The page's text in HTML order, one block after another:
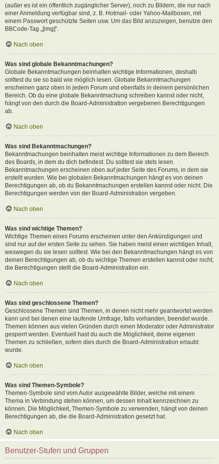
(außer es ist ein öffentlich zugänglicher Server), noch zu Bildern, die nur nach
einer Anmeldung verfügbar sind, z. B. Hotmail- oder Yahoo-Mailboxen, mit
einem Passwort geschützte Seiten usw. Um das Bild anzuzeigen, benutze den
BBCode-Tag „[img]“.
Nach oben
Was sind globale Bekanntmachungen?
Globale Bekanntmachungen beinhalten wichtige Informationen, deshalb
solltest du sie so bald wie möglich lesen. Globale Bekanntmachungen
erscheinen ganz oben in jedem Forum und ebenfalls in deinem persönlichen
Bereich. Ob du eine globale Bekanntmachung schreiben kannst oder nicht,
hängt von den durch die Board-Administration vergebenen Berechtigungen
ab.
Nach oben
Was sind Bekanntmachungen?
Bekanntmachungen beinhalten meist wichtige Informationen zu dem Bereich
des Boards, in dem du dich befindest. Du solltest sie stets lesen.
Bekanntmachungen erscheinen oben auf jeder Seite des Forums, in dem sie
erstellt wurden. Wie bei globalen Bekanntmachungen hängt es von deinen
Berechtigungen ab, ob du Bekanntmachungen erstellen kannst oder nicht. Die
Berechtigungen werden von der Board-Administration vergeben.
Nach oben
Was sind wichtige Themen?
Wichtige Themen eines Forums erscheinen unter den Ankündigungen und
sind nur auf der ersten Seite zu sehen. Sie haben meist einen wichtigen Inhalt,
weswegen du sie lesen solltest. Wie bei den Bekanntmachungen hängt es von
deinen Berechtigungen ab, ob du wichtige Themen erstellen kannst oder nicht;
die Berechtigungen stellt die Board-Administration ein.
Nach oben
Was sind geschlossene Themen?
Geschlossene Themen sind Themen, in denen nicht mehr geantwortet werden
kann und bei denen eine laufende Umfrage, falls vorhanden, beendet wurde.
Themen können aus vielen Gründen durch einen Moderator oder Administrator
gesperrt werden. Eventuell hast du auch die Möglichkeit, deine eigenen
Themen zu schließen, sofern dies durch die Board-Administration erlaubt
wurde.
Nach oben
Was sind Themen-Symbole?
Themen-Symbole sind vom Autor ausgewählte Bilder, welche mit einem
Thema in Verbindung stehen können, um dessen Inhalt kennzeichnen zu
können. Die Möglichkeit, Themen-Symbole zu verwenden, hängt von deinen
Berechtigungen ab, die die Board-Administration gesetzt hat.
Nach oben
Benutzer-Stufen und Gruppen